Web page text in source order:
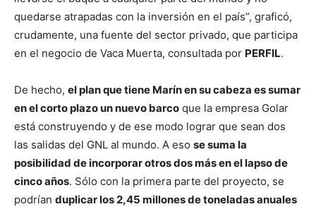
quedarse atrapadas con la inversión en el país”, graficó,
crudamente, una fuente del sector privado, que participa
en el negocio de Vaca Muerta, consultada por PERFIL.
De hecho, el plan que tiene Marín en su cabeza es sumar
en el corto plazo un nuevo barco que la empresa Golar
está construyendo y de ese modo lograr que sean dos
las salidas del GNL al mundo. A eso se suma la
posibilidad de incorporar otros dos más en el lapso de
cinco años. Sólo con la primera parte del proyecto, se
podrían duplicar los 2,45 millones de toneladas anuales